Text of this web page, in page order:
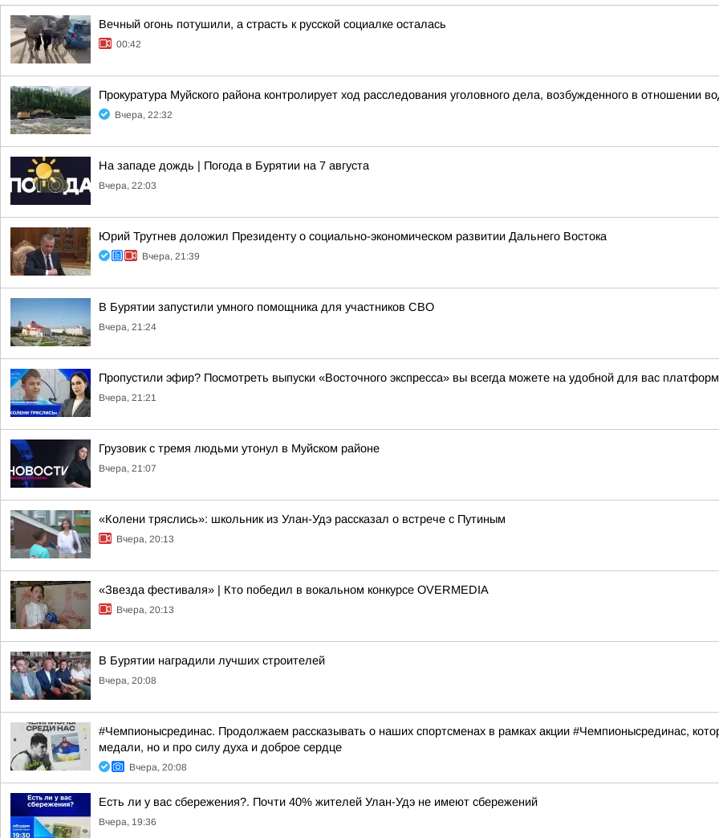
Вечный огонь потушили, а страсть к русской социалке осталась
00:42
Прокуратура Муйского района контролирует ход расследования уголовного дела, возбужденного в отношении
Вчера, 22:32
На западе дождь | Погода в Бурятии на 7 августа
Вчера, 22:03
Юрий Трутнев доложил Президенту о социально-экономическом развитии Дальнего Востока
Вчера, 21:39
В Бурятии запустили умного помощника для участников СВО
Вчера, 21:24
Пропустили эфир? Посмотреть выпуски «Восточного экспресса» вы всегда можете на удобной для вас
Вчера, 21:21
Грузовик с тремя людьми утонул в Муйском районе
Вчера, 21:07
«Колени тряслись»: школьник из Улан-Удэ рассказал о встрече с Путиным
Вчера, 20:13
«Звезда фестиваля» | Кто победил в вокальном конкурсе OVERMEDIA
Вчера, 20:13
В Бурятии наградили лучших строителей
Вчера, 20:08
#Чемпионысрединас. Продолжаем рассказывать о наших спортсменах в рамках акции #Чемпионысрединас,
медали, но и про силу духа и доброе сердце
Вчера, 20:08
Есть ли у вас сбережения?. Почти 40% жителей Улан-Удэ не имеют сбережений
Вчера, 19:36